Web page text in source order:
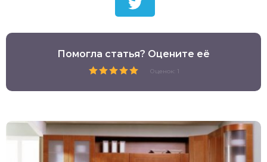
Помогла статья? Оцените её
Оценок: 1